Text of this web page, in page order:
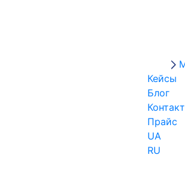
Кейсы
Блог
Прайс
UA
RU